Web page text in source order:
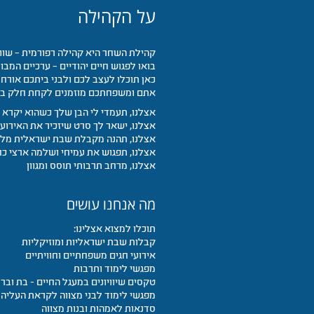
על הקהילה
קהילת השחר היא קהילה רפורמית –
בואו לפגוש חיים יהודיים – ערכיים
כאן תוכלו לעצב לכם ולבני ביתכם
אתם ומשפחתכם מוזמנים לקחת חלק
אצלנו, תעמדי לי הבן שלך כשהוא
אצלנו, ישאר לך סרט שיזכיר את
אצלנו, תהנה מקבלת שבת ישראלית
אצלנו, תפגוש את עמיחי ושלמה ארצי
אצלנו, מרחב תרבותי תוסס ומגוון
מה אנחנו עושים
תוכלו למצוא אצלינו:
קבלות שבת ישראליות ומוזיקליות
אירועי חגים משפחתיים וחוויתיים
מפגשי לימוד ותרבות
טקסים שיוויונים במעגל החיים - בת ובר
מפגשי לימוד לבני מצווה לקראת
סדנאות לאמהות ובנות מצווה